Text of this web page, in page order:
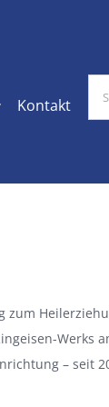
Kontakt
zum
Werks
– seit